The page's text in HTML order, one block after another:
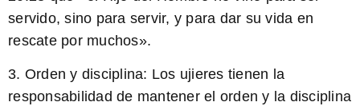
servido, sino para servir, y para dar su vida en
rescate por muchos».
3. Orden y disciplina: Los ujieres tienen la
responsabilidad de mantener el orden y la disciplina